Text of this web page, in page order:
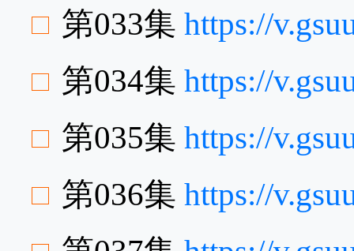
第033集 https://
第034集 https://
第035集 https://
第036集 https://